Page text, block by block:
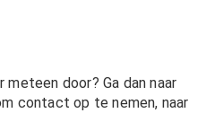
door? Ga dan naar
contact op te nemen, naar